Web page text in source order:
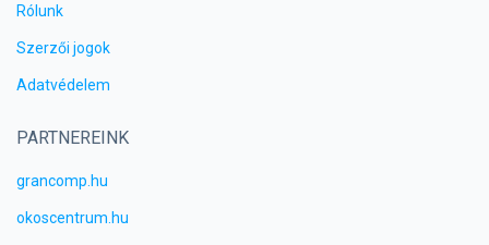
Rólunk
Szerzői jogok
Adatvédelem
PARTNEREINK
grancomp.hu
okoscentrum.hu